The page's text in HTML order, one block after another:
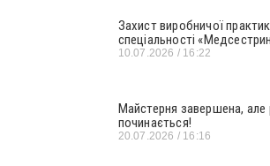
Захист виробничої
спеціальності
10.07.2026 16:22
Майстерня завершена, але
починається!
20.07.2026 16:16